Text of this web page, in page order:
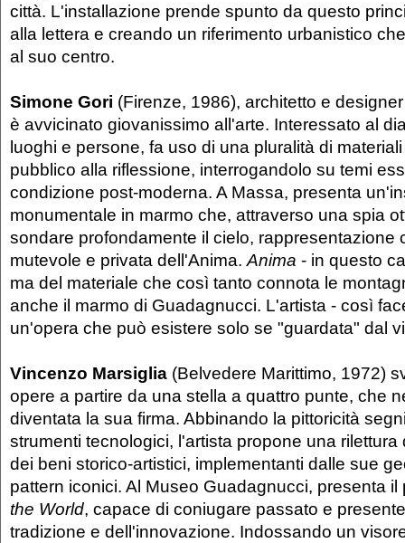
città. L'installazione prende spunto da questo
alla lettera e creando un riferimento urbanistico
al suo centro.
Simone Gori (Firenze, 1986), architetto e
è avvicinato giovanissimo all'arte. Interessato al
luoghi e persone, fa uso di una pluralità di
pubblico alla riflessione, interrogandolo su temi
condizione post-moderna. A Massa, presenta
monumentale in marmo che, attraverso una spia
sondare profondamente il cielo, rappresentazione
mutevole e privata dell'Anima. Anima - in questo
ma del materiale che così tanto connota le
anche il marmo di Guadagnucci. L'artista - così
un'opera che può esistere solo se "guardata" dal
Vincenzo Marsiglia (Belvedere Marittimo, 1972)
opere a partire da una stella a quattro punte, che
diventata la sua firma. Abbinando la pittoricità
strumenti tecnologici, l'artista propone una rilettura
dei beni storico-artistici, implementanti dalle sue
pattern iconici. Al Museo Guadagnucci, presenta
the World, capace di coniugare passato e
tradizione e dell'innovazione. Indossando un